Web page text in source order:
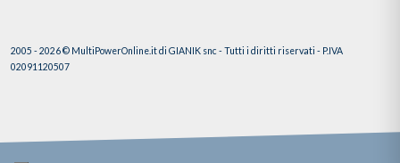
2005 - 2026 © MultiPowerOnline.it di GIANIK snc - Tutti i diritti riservati - P.IVA
02091120507